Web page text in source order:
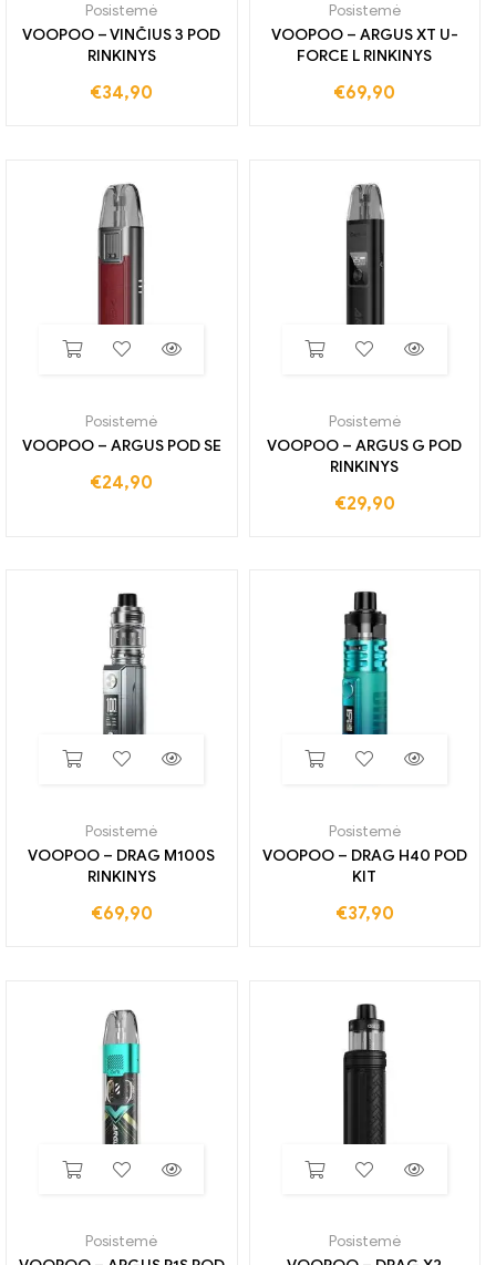
Posistemė
VOOPOO – VINČIUS 3 POD
RINKINYS
€34,90
Posistemė
VOOPOO – ARGUS XT U-
FORCE L RINKINYS
€69,90
Posistemė
VOOPOO – ARGUS POD SE
€24,90
Posistemė
VOOPOO – ARGUS G POD
RINKINYS
€29,90
Posistemė
VOOPOO – DRAG M100S
RINKINYS
€69,90
Posistemė
VOOPOO – DRAG H40 POD
KIT
€37,90
Posistemė
Posistemė